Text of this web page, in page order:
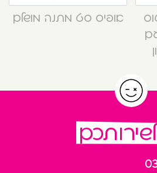
אופיס סט מתנה מושלם